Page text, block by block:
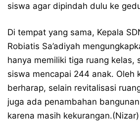
siswa agar dipindah dulu ke
Di tempat yang sama, Kepala
Robiatis Sa’adiyah
hanya memiliki tiga ruang kelas,
siswa mencapai 244 anak. Oleh
berharap, selain revitalisasi
juga ada penambahan
karena masih kekurangan.(Nizar)